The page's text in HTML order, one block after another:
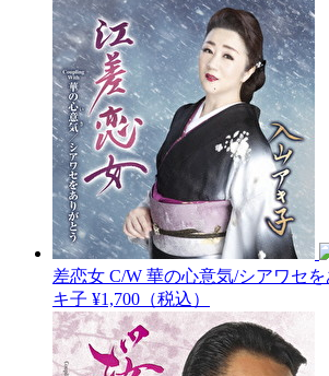
差恋女 C/W 華の心意気/シアワセを
キ子 ¥1,700（税込）